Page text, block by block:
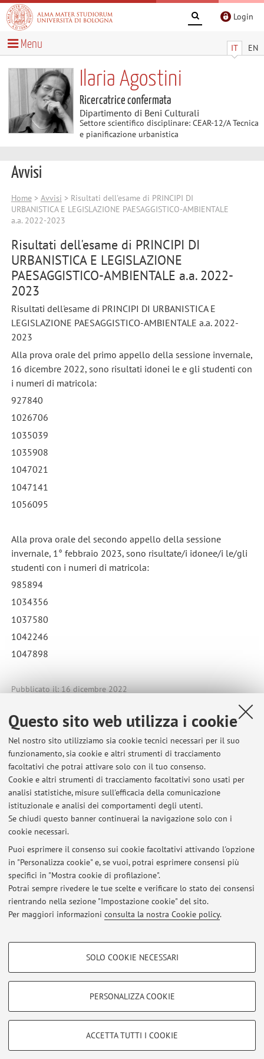
Questo sito web utilizza i cookie
Nel nostro sito utilizziamo sia cookie tecnici necessari per il suo
funzionamento, sia cookie e altri strumenti di tracciamento
facoltativi che potrai attivare solo con il tuo consenso.
Cookie e altri strumenti di tracciamento facoltativi sono usati per
analisi statistiche, misure sull'efficacia della comunicazione
istituzionale e analisi dei comportamenti degli utenti.
Se chiudi questo banner continuerai la navigazione solo con i
cookie necessari.
Puoi esprimere il consenso sui cookie facoltativi attivando l'opzione
in "Personalizza cookie" e, se vuoi, potrai esprimere consensi più
specifici in "Mostra cookie di profilazione".
Potrai sempre rivedere le tue scelte e verificare lo stato dei consensi
rientrando nella sezione "Impostazione cookie" del sito.
Per maggiori informazioni consulta la nostra Cookie policy.
COOKIE DI PROFILAZIONE - FACOLTATIVI
COOKIE TECNICI - NECESSARI
Si tratta di cookie tecnici utilizzati, a titolo esemplificativo, per il corretto
SOLO COOKIE NECESSARI
PERSONALIZZA COOKIE
ACCETTA TUTTI I COOKIE
Login
IT EN
Menu
Ilaria Agostini
Ricercatrice confermata
Dipartimento di Beni Culturali
Settore scientifico disciplinare: CEAR-12/A Tecnica
e pianificazione urbanistica
Avvisi
Home> Avvisi > Risultati dell'esame di PRINCIPI DI
URBANISTICA E LEGISLAZIONE PAESAGGISTICO-AMBIENTALE
a.a. 2022-2023
Risultati dell'esame di PRINCIPI DI
URBANISTICA E LEGISLAZIONE
PAESAGGISTICO-AMBIENTALE a.a. 2022-
2023
Risultati dell'esame di PRINCIPI DI URBANISTICA E
LEGISLAZIONE PAESAGGISTICO-AMBIENTALE a.a. 2022-
2023
Alla prova orale del primo appello della sessione invernale,
16 dicembre 2022, sono risultati idonei le e gli studenti con
i numeri di matricola:
927840
1026706
1035039
1035908
1047021
1047141
1056095
Alla prova orale del secondo appello della sessione
invernale, 1° febbraio 2023, sono risultate/i idonee/i le/gli
studenti con i numeri di matricola:
985894
1034356
1037580
1042246
1047898
Pubblicato il: 16 dicembre 2022
Ultimi avvisi
Risultati dell'esame di PRINCIPI DI URBANISTICA E LEGISLAZIONE
PAESAGGISTICO-AMBIENTALE a.a. 2025-2026
Pubblicato il: 23 febbraio 2026
Risultati dell'esame di PRINCIPI DI URBANISTICA E LEGISLAZIONE
PAESAGGISTICO-AMBIENTALE a.a. 2024-2025
Pubblicato il: 19 dicembre 2024
Risultati dell'esame di PRINCIPI DI URBANISTICA E LEGISLAZIONE
PAESAGGISTICO-AMBIENTALE a.a. 2023-2024
Pubblicato il: 14 dicembre 2023
Area riservata
Accedi tramiteloginper gestire tutti i contenuti del sito.
Zamboni, 33 - 40126 Bologna - Partita IVA: 01131710376